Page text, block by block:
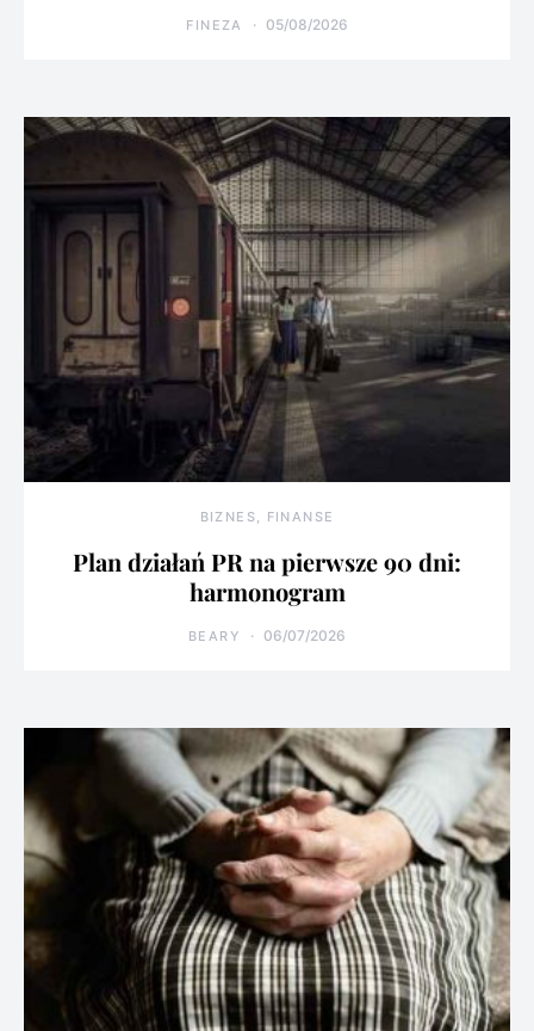
FINEZA 05/08/2026
BIZNES, FINANSE
Plan działań PR na pierwsze 90 dni:
harmonogram
BEARY 06/07/2026